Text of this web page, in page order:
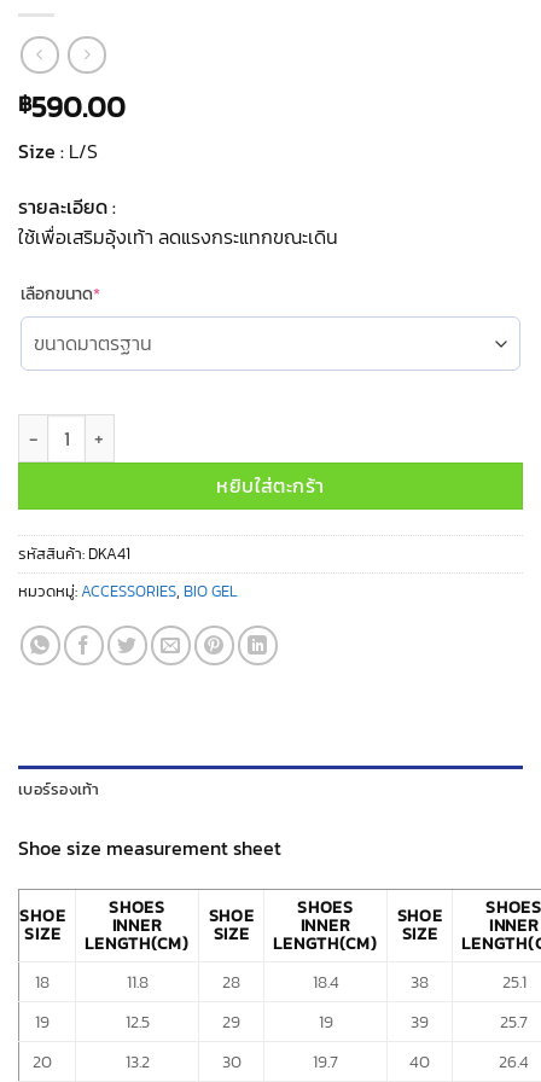
฿590.00
Size : L/S
รายละเอียด :
ใช้เพื่อเสริมอุ้งเท้า ลดแรงกระแทกขณะเดิน
เลือกขนาด*(required)
จำนวน 3/4 ANATOMICAL INSOLE NO. DKA41 ชิ้น
หยิบใส่ตะกร้า
รหัสสินค้า: DKA41
หมวดหมู่:ACCESSORIES, BIO GEL
เบอร์รองเท้า
Shoe size measurement sheet
SHOE
SIZE
SHOES
INNER
LENGTH(CM)
SHOE
SIZE
SHOES
INNER
LENGTH(CM)
SHOE
SIZE
SHOES
INNER
18
11.8 28 18.4 38
25.1
19
12.5 29 19 39
25.7
20
13.2 30 19.7 40
26.4